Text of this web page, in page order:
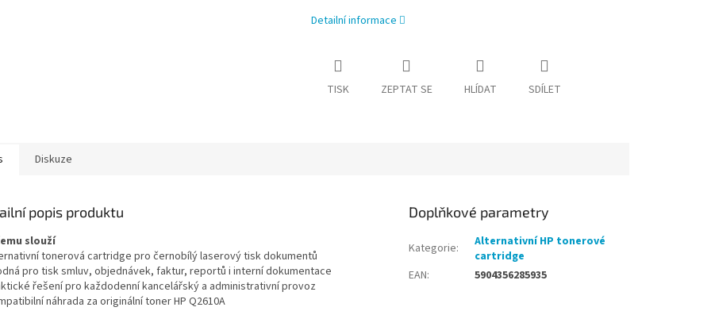
Detailní informace
TISK ZEPTAT SE HLÍDAT SDÍLET
Diskuze
popis produktu
slouží
tonerová cartridge pro černobílý laserový tisk dokumentů
pro tisk smluv, objednávek, faktur, reportů i interní dokumentace
řešení pro každodenní kancelářský a administrativní provoz
náhrada za originální toner HP Q2610A
Doplňkové parametry
Kategorie:
Alternativní HP tonerové
cartridge
EAN: 5904356285935